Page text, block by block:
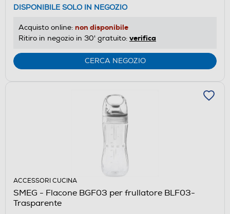
DISPONIBILE SOLO IN NEGOZIO
Acquisto online: non disponibile
Ritiro in negozio in 30' gratuito: verifica
CERCA NEGOZIO
ACCESSORI CUCINA
SMEG - Flacone BGF03 per frullatore BLF03-
Trasparente